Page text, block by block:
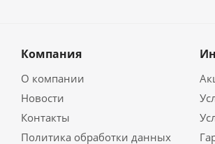
Компания
О компании
Новости
Контакты
Политика обработки данных